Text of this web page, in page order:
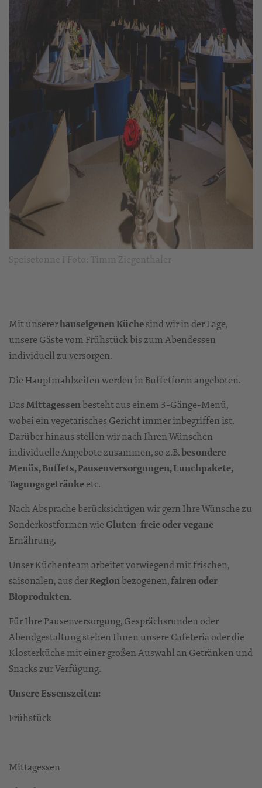
Mit unsererhauseigenen Küchesind wir in der Lage,
unsere Gäste vom Frühstück bis zum Abendessen
individuell zu versorgen.
Die Hauptmahlzeiten werden in Buffetform angeboten.
DasMittagessenbesteht aus einem 3-Gänge-Menü,
wobei ein vegetarisches Gericht immer inbegriffen ist.
Darüber hinaus stellen wir nach Ihren Wünschen
individuelle Angebote zusammen, so z.B.besondere
Menüs, Buffets, Pausenversorgungen, Lunchpakete,
Tagungsgetränkeetc.
Nach Absprache berücksichtigen wir gern Ihre Wünsche zu
Sonderkostformen wie Gluten-freie oder vegane
Ernährung.
Unser Küchenteam arbeitet vorwiegend mit frischen,
saisonalen, aus derRegionbezogenen,fairen oder
Bioprodukten.
Für Ihre Pausenversorgung, Gesprächsrunden oder
Abendgestaltung stehen Ihnen unsere Cafeteria oder die
Klosterküche mit einer großen Auswahl an Getränken und
Snacks zur Verfügung.
Unsere Essenszeiten:
Frühstück
Mittagessen